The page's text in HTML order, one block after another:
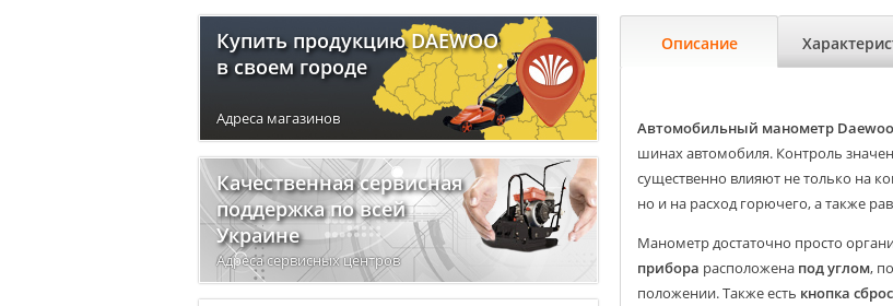
Описание
Автомобильный манометр Daewoo
шинах автомобиля. Контроль
существенно влияют не только на
но и на расход горючего, а также
Манометр достаточно просто
прибора расположена под углом,
положении. Также есть кнопка
Купить продукцию DAEWOO
в своем городе
Адреса магазинов
Качественная сервисная
поддержка по всей
Украине
Адреса сервисных центров